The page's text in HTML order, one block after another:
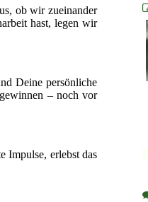
ob wir zueinander
hast, legen wir
Deine persönliche
– noch vor
Impulse, erlebst das